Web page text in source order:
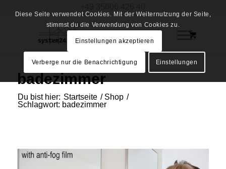
badezimmer
Du bist hier: Startseite / Shop /
Schlagwort: badezimmer
Diese Seite verwendet Cookies. Mit der Weiternutzung der Seite,
stimmst du die Verwendung von Cookies zu.
Einstellungen akzeptieren
Verberge nur die Benachrichtigung Einstellungen